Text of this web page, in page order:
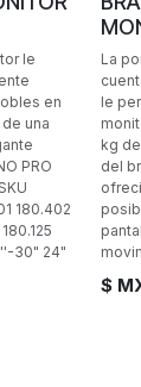
le
en
una
PRO
180.402
30" 24"
La
le
kg
del
$